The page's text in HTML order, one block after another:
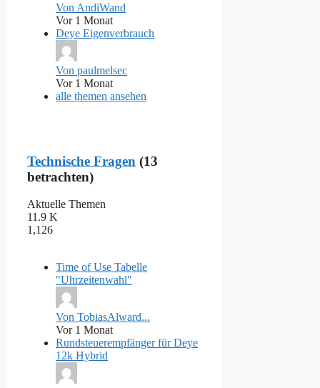
Von AndiWand
Vor 1 Monat
Deye Eigenverbrauch
Von paulmelsec
Vor 1 Monat
alle themen ansehen
Technische Fragen (13
betrachten)
Aktuelle Themen
11.9 K
1,126
Time of Use Tabelle
"Uhrzeitenwahl"
Von TobiasAlward...
Vor 1 Monat
Rundsteuerempfänger für Deye
12k Hybrid